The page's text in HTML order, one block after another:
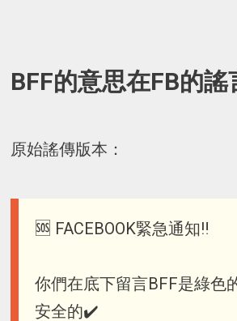
BFF的意思在FB的謠
原始謠傳版本：
🆘 FACEBOOK緊急通知‼️
你們在底下留言BFF是綠色
安全的✔️